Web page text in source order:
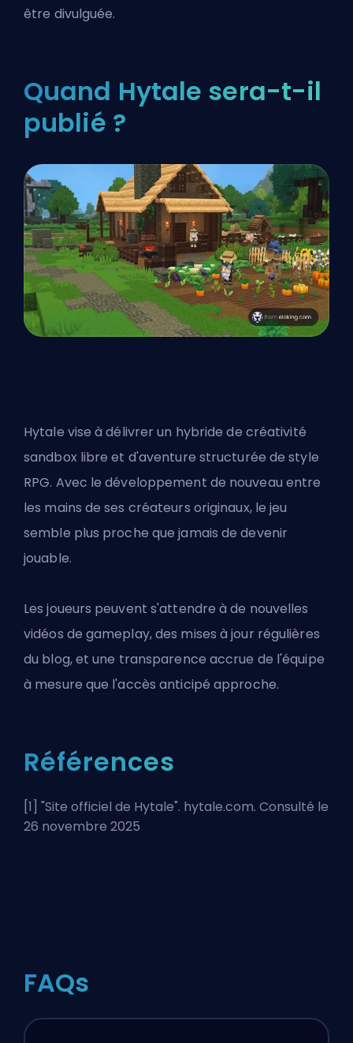
être divulguée.
Quand Hytale sera-t-il
publié ?
Hytale vise à délivrer un hybride de créativité
sandbox libre et d'aventure structurée de style
RPG. Avec le développement de nouveau entre
les mains de ses créateurs originaux, le jeu
semble plus proche que jamais de devenir
jouable.
Les joueurs peuvent s'attendre à de nouvelles
vidéos de gameplay, des mises à jour régulières
du blog, et une transparence accrue de l'équipe
à mesure que l'accès anticipé approche.
Références
[1] "Site officiel de Hytale". hytale.com. Consulté le
26 novembre 2025
FAQs